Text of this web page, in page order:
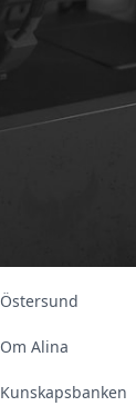
Kontakt &
Östersund
Om Alina
Kunskapsbanken